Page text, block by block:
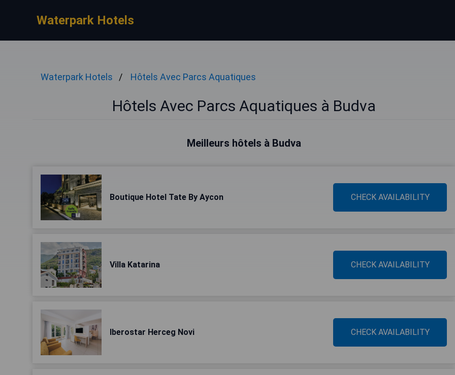
Waterpark Hotels
Waterpark Hotels Hôtels Avec Parcs Aquatiques
Hôtels Avec Parcs Aquatiques à Budva
Meilleurs hôtels à Budva
Boutique Hotel Tate By Aycon CHECK AVAILABILITY
Villa Katarina CHECK AVAILABILITY
Iberostar Herceg Novi CHECK AVAILABILITY